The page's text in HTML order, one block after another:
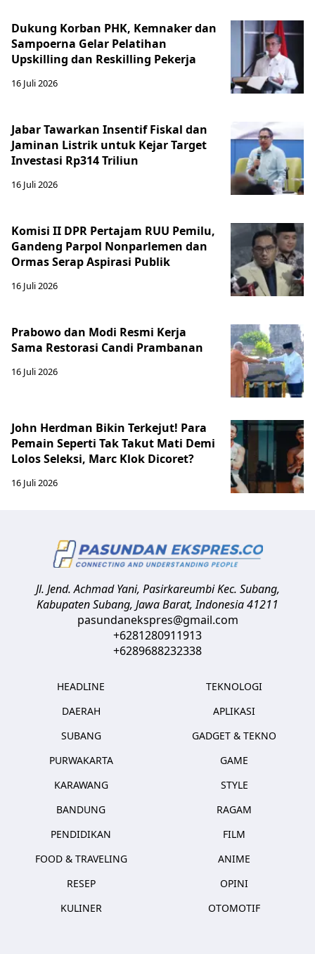
Dukung Korban PHK, Kemnaker dan
Sampoerna Gelar Pelatihan
Upskilling dan Reskilling Pekerja
16 Juli 2026
Jabar Tawarkan Insentif Fiskal dan
Jaminan Listrik untuk Kejar Target
Investasi Rp314 Triliun
16 Juli 2026
Komisi II DPR Pertajam RUU Pemilu,
Gandeng Parpol Nonparlemen dan
Ormas Serap Aspirasi Publik
16 Juli 2026
Prabowo dan Modi Resmi Kerja
Sama Restorasi Candi Prambanan
16 Juli 2026
John Herdman Bikin Terkejut! Para
Pemain Seperti Tak Takut Mati Demi
Lolos Seleksi, Marc Klok Dicoret?
16 Juli 2026
Jl. Jend. Achmad Yani, Pasirkareumbi Kec. Subang,
Kabupaten Subang, Jawa Barat,Indonesia41211
pasundanekspres@gmail.com
+6281280911913
+6289688232338
HEADLINE
DAERAH
SUBANG
PURWAKARTA
KARAWANG
BANDUNG
PENDIDIKAN
FOOD & TRAVELING
RESEP
KULINER
TEKNOLOGI
APLIKASI
GADGET & TEKNO
GAME
STYLE
RAGAM
FILM
ANIME
OPINI
OTOMOTIF